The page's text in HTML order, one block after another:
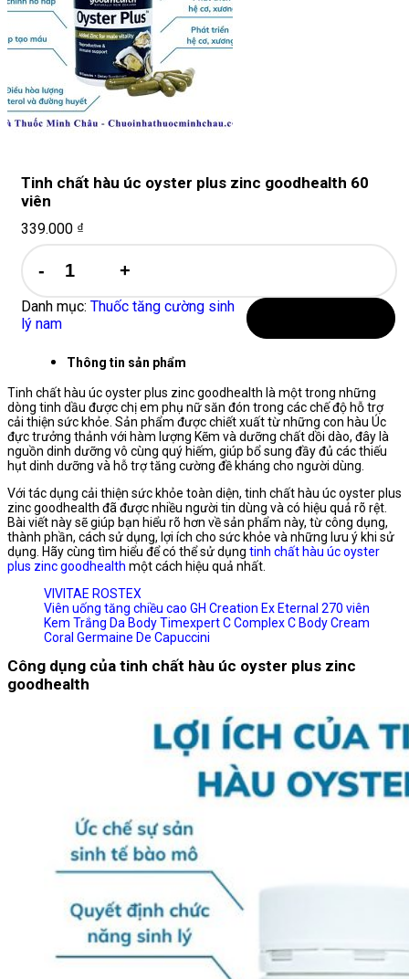
Tinh chất hàu úc oyster plus zinc goodhealth 60
viên
339.000 ₫
chất
úc
zinc
goodhealth
60
viên
số
lượng
Danh mục: Thuốc tăng cường sinh
lý nam
Thông tin sản phẩm
Tinh chất hàu úc oyster plus zinc goodhealth là một trong những
dòng tinh dầu được chị em phụ nữ săn đón trong các chế độ hỗ trợ
cải thiện sức khỏe. Sản phẩm được chiết xuất từ những con hàu Úc
đực trưởng thảnh với hàm lượng Kẽm và dưỡng chất dồi dào, đây là
nguồn dinh dưỡng vô cùng quý hiếm, giúp bổ sung đầy đủ các thiếu
hụt dinh dưỡng và hỗ trợ tăng cường đề kháng cho người dùng.
Với tác dụng cải thiện sức khỏe toàn diện, tinh chất hàu úc oyster plus
zinc goodhealth đã được nhiều người tin dùng và có hiệu quả rõ rệt.
Bài viết này sẽ giúp bạn hiểu rõ hơn về sản phẩm này, từ công dụng,
thành phần, cách sử dụng, lợi ích cho sức khỏe và những lưu ý khi sử
dụng. Hãy cùng tìm hiểu để có thể sử dụng tinh chất hàu úc oyster
plus zinc goodhealth một cách hiệu quả nhất.
VIVITAE ROSTEX
Viên uống tăng chiều cao GH Creation Ex Eternal 270 viên
Kem Trắng Da Body Timexpert C Complex C Body Cream
Coral Germaine De Capuccini
Công dụng của tinh chất hàu úc oyster plus zinc
goodhealth